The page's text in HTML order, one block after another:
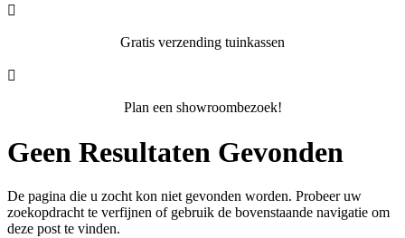

Gratis verzending tuinkassen

Plan een showroombezoek!
Geen Resultaten Gevonden
De pagina die u zocht kon niet gevonden worden. Probeer uw
zoekopdracht te verfijnen of gebruik de bovenstaande navigatie om
deze post te vinden.